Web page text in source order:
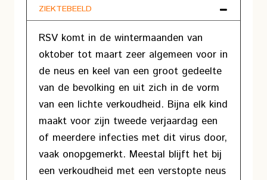
ZIEKTEBEELD
RSV komt in de wintermaanden van
oktober tot maart zeer algemeen voor in
de neus en keel van een groot gedeelte
van de bevolking en uit zich in de vorm
van een lichte verkoudheid. Bijna elk kind
maakt voor zijn tweede verjaardag een
of meerdere infecties met dit virus door,
vaak onopgemerkt. Meestal blijft het bij
een verkoudheid met een verstopte neus